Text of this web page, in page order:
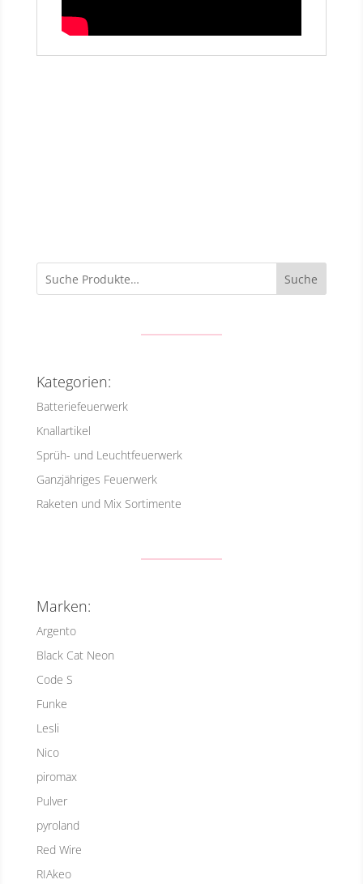
Suche
Kategorien:
Batteriefeuerwerk
Knallartikel
Sprüh- und Leuchtfeuerwerk
Ganzjähriges Feuerwerk
Raketen und Mix Sortimente
Marken:
Argento
Black Cat Neon
Code S
Funke
Lesli
Nico
piromax
Pulver
pyroland
Red Wire
RIAkeo